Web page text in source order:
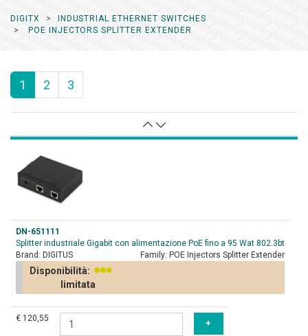
DIGITX
INDUSTRIAL ETHERNET SWITCHES
POE INJECTORS SPLITTER EXTENDER
1 2 3
DN-651111
Splitter industriale Gigabit con alimentazione PoE fino a 95 Wat 802.3bt
Brand: DIGITUS Family: POE Injectors Splitter Extender
Disponibilità:
limitata
€ 120,55